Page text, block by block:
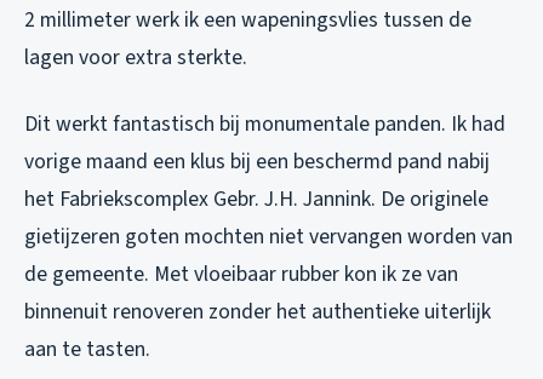
2 millimeter werk ik een wapeningsvlies tussen de
lagen voor extra sterkte.
Dit werkt fantastisch bij monumentale panden. Ik had
vorige maand een klus bij een beschermd pand nabij
het Fabriekscomplex Gebr. J.H. Jannink. De originele
gietijzeren goten mochten niet vervangen worden van
de gemeente. Met vloeibaar rubber kon ik ze van
binnenuit renoveren zonder het authentieke uiterlijk
aan te tasten.